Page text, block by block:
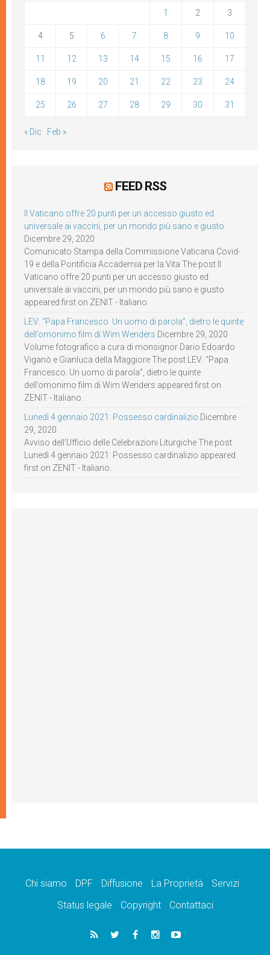
1 2 3
4 5 6 7 8 9 10
11 12 13 14 15 16 17
18 19 20 21 22 23 24
25 26 27 28 29 30 31
« Dic Feb »
FEED RSS
Il Vaticano offre 20 punti per un accesso giusto ed
universale ai vaccini, per un mondo più sano e giusto
Dicembre 29, 2020
Comunicato Stampa della Commissione Vaticana Covid-
19 e della Pontificia Accademia per la Vita The post Il
Vaticano offre 20 punti per un accesso giusto ed
universale ai vaccini, per un mondo più sano e giusto
appeared first on ZENIT - Italiano.
LEV: “Papa Francesco. Un uomo di parola”, dietro le quinte
dell’omonimo film di Wim Wenders Dicembre 29, 2020
Volume fotografico a cura di monsignor Dario Edoardo
Viganò e Gianluca della Maggiore The post LEV: “Papa
Francesco. Un uomo di parola”, dietro le quinte
dell’omonimo film di Wim Wenders appeared first on
ZENIT - Italiano.
Lunedì 4 gennaio 2021: Possesso cardinalizio Dicembre
29, 2020
Avviso dell’Ufficio delle Celebrazioni Liturgiche The post
Lunedì 4 gennaio 2021: Possesso cardinalizio appeared
first on ZENIT - Italiano.
Chi siamo DPF Diffusione La Proprietà
Servizi
Status legale
Copyright Contattaci